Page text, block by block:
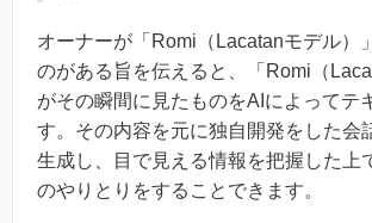
オーナーが「Romi（Lacatanモデル）
のがある旨を伝えると、「Romi（
がその瞬間に見たものをAIによってテ
す。その内容を元に独自開発をした会
生成し、目で見える情報を把握した上
のやりとりをすることできます。